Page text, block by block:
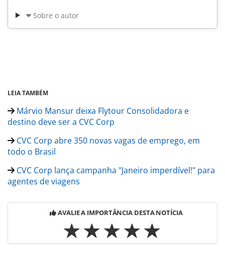
Sobre o autor
LEIA TAMBÉM
Márvio Mansur deixa Flytour Consolidadora e
destino deve ser a CVC Corp
CVC Corp abre 350 novas vagas de emprego, em
todo o Brasil
CVC Corp lança campanha "Janeiro imperdível!" para
agentes de viagens
AVALIE A IMPORTÂNCIA DESTA NOTÍCIA